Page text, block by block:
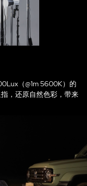
（@1m 5600K）的
，还原自然色彩，带来